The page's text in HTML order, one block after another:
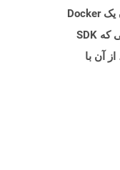
Aspose.Total Cloud همچنین به عنوان یک Docker
Container در دسترس است. در صورتی که SDK
آن با